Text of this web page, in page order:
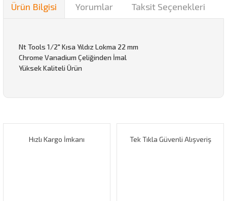
Ürün Bilgisi Yorumlar Taksit Seçenekleri
Nt Tools 1/2" Kısa Yıldız Lokma 22 mm
Chrome Vanadium Çeliğinden İmal
Yüksek Kaliteli Ürün
Görüş ve önerileriniz için teşekkür ederiz.
Hızlı Kargo İmkanı Tek Tıkla Güvenli Alışveriş